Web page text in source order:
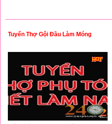
Tuyển Thợ Gội Đầu Làm Móng